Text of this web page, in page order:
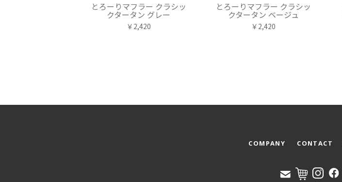
とろーりマフラー クラシッ
クタータン グレー
￥2,420
とろーりマフラー クラシッ
クタータン ベージュ
￥2,420
COMPANY CONTACT